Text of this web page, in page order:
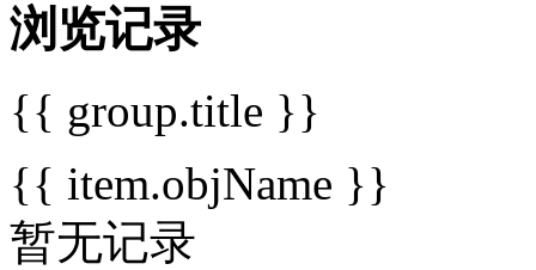
浏览记录
{{ group.title }}
{{ item.objName }}
暂无记录